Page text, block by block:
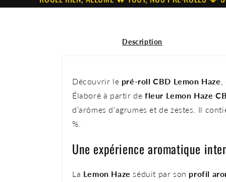
Description
Découvrir le pré-roll CBD Lemon Haze
Élaboré à partir de fleur Lemon Haze
d’arômes d’agrumes et de zestes. Il
%.
Une expérience aromatique
La Lemon Haze séduit par son profil